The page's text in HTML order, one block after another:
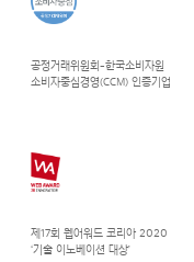
공정거래위원회-한국소비자원
소비자중심경영(CCM) 인증기업
제17회 웹어워드 코리아 2020
‘기술 이노베이션 대상’